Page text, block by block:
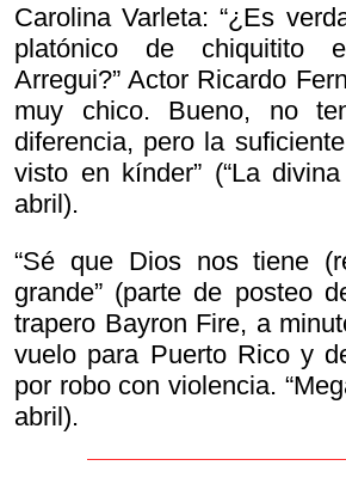
Carolina Varleta: “¿Es
platónico de chiquitito
Arregui?” Actor Ricardo
muy chico. Bueno, no
diferencia, pero la
visto en kínder” (“La
abril).
“Sé que Dios nos tiene
grande” (parte de posteo
trapero Bayron Fire, a
vuelo para Puerto Rico y
por robo con violencia.
abril).